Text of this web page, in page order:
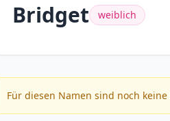
Bridget weiblich
Für diesen Namen sind noch